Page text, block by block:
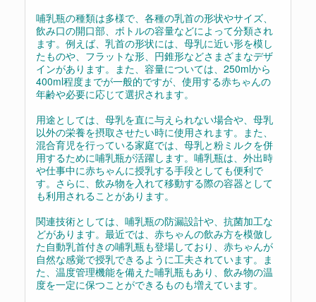
哺乳瓶の種類は多様で、各種の乳首の形状やサイズ、
飲み口の開口部、ボトルの容量などによって分類され
ます。例えば、乳首の形状には、母乳に近い形を模し
たものや、フラットな形、円錐形などさまざまなデザ
インがあります。また、容量については、250mlから
400ml程度までが一般的ですが、使用する赤ちゃんの
年齢や必要に応じて選択されます。
用途としては、母乳を直に与えられない場合や、母乳
以外の栄養を摂取させたい時に使用されます。また、
混合育児を行っている家庭では、母乳と粉ミルクを併
用するために哺乳瓶が活躍します。哺乳瓶は、外出時
や仕事中に赤ちゃんに授乳する手段としても便利で
す。さらに、飲み物を入れて移動する際の容器として
も利用されることがあります。
関連技術としては、哺乳瓶の防漏設計や、抗菌加工な
どがあります。最近では、赤ちゃんの飲み方を模倣し
た自動乳首付きの哺乳瓶も登場しており、赤ちゃんが
自然な感覚で授乳できるように工夫されています。ま
た、温度管理機能を備えた哺乳瓶もあり、飲み物の温
度を一定に保つことができるものも増えています。